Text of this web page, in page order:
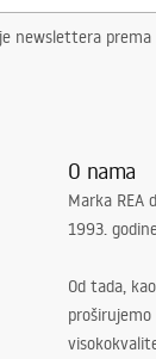
newslettera
O nama
Marka REA
1993.
Od tada,